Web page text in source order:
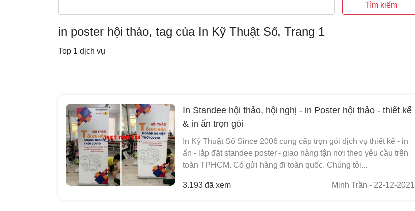
Tìm kiếm
in poster hội thảo, tag của In Kỹ Thuật Số, Trang 1
Top 1 dịch vụ
In Standee hội thảo, hội nghị - in Poster hội thảo - thiết kế
& in ấn trọn gói
In Kỹ Thuật Số Since 2006 cung cấp trọn gói dịch vụ thiết kế - in
ấn - lắp đặt standee poster - giao hàng tận nơi theo yêu cầu trên
toàn TPHCM. Có gửi hàng đi toàn quốc. Chúng tôi...
3.193 đã xem Minh Trần - 22-12-2021